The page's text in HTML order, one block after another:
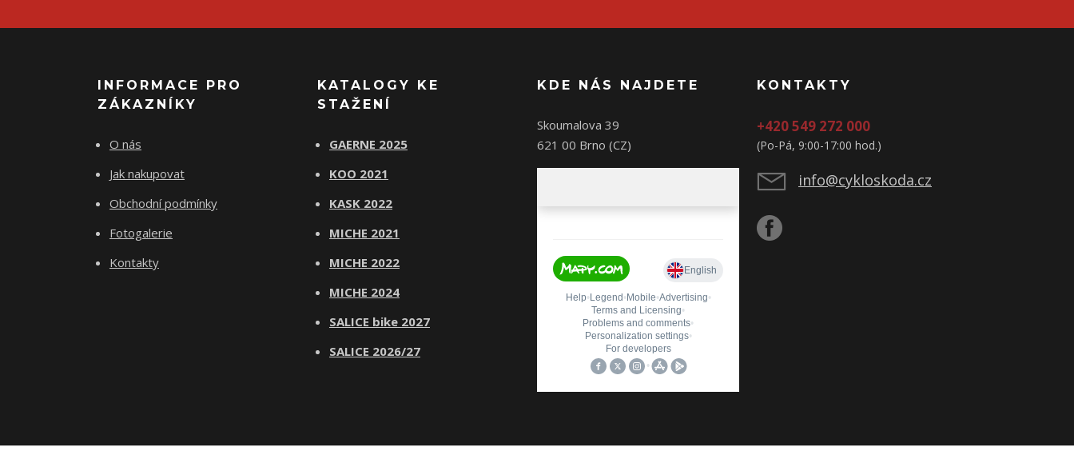
INFORMACE PRO
ZÁKAZNÍKY
O nás
Jak nakupovat
Obchodní podmínky
Fotogalerie
Kontakty
KATALOGY KE
STAŽENÍ
GAERNE 2025
KOO 2021
KASK 2022
MICHE 2021
MICHE 2022
MICHE 2024
SALICE bike 2027
SALICE 2026/27
KDE NÁS NAJDETE
Skoumalova 39
621 00 Brno (CZ)
KONTAKTY
+420 549 272 000
(Po-Pá, 9:00-17:00 hod.)
info@cykloskoda.cz